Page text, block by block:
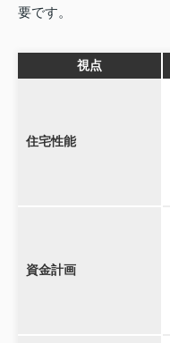
要です。
視点
住宅性能
資金計画